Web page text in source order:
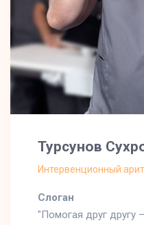
Турсунов
Интервенционный
Cлоган
"Помогая друг другу